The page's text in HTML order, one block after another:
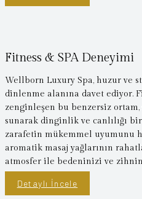
Fitness & SPA Deneyimi
Wellborn Luxury Spa, huzur ve
dinlenme alanına davet ediyor.
zenginleşen bu benzersiz
sunarak dinginlik ve canlılığı
zarafetin mükemmel uyumunu
aromatik masaj yağlarının
atmosfer ile bedeninizi ve
Detaylı İncele